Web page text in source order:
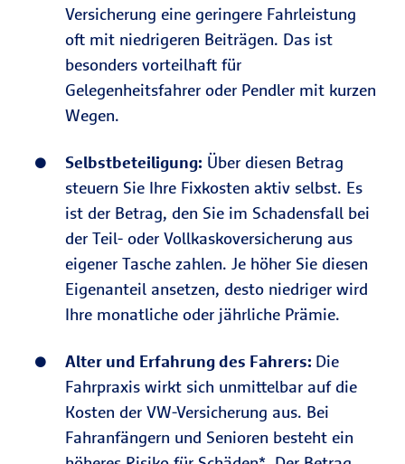
Versicherung eine geringere Fahrleistung
oft mit niedrigeren Beiträgen. Das ist
besonders vorteilhaft für
Gelegenheitsfahrer oder Pendler mit kurzen
Wegen.
Selbstbeteiligung: Über diesen Betrag
steuern Sie Ihre Fixkosten aktiv selbst. Es
ist der Betrag, den Sie im Schadensfall bei
der Teil- oder Vollkaskoversicherung aus
eigener Tasche zahlen. Je höher Sie diesen
Eigenanteil ansetzen, desto niedriger wird
Ihre monatliche oder jährliche Prämie.
Alter und Erfahrung des Fahrers: Die
Fahrpraxis wirkt sich unmittelbar auf die
Kosten der VW-Versicherung aus. Bei
Fahranfängern und Senioren besteht ein